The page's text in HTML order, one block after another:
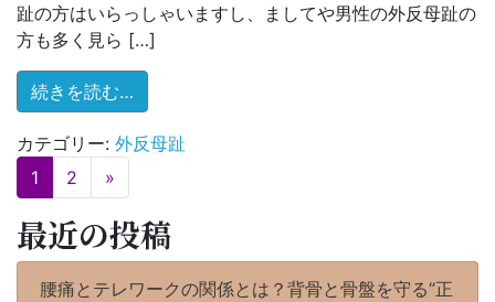
趾の方はいらっしゃいますし、ましてや男性の外反母趾の
方も多く見ら […]
続きを読む…
カテゴリー: 外反母趾
投
ビ
ゲ
ー
1 2 »
最近の投稿
腰痛とテレワークの関係とは？背骨と骨盤を守る“正